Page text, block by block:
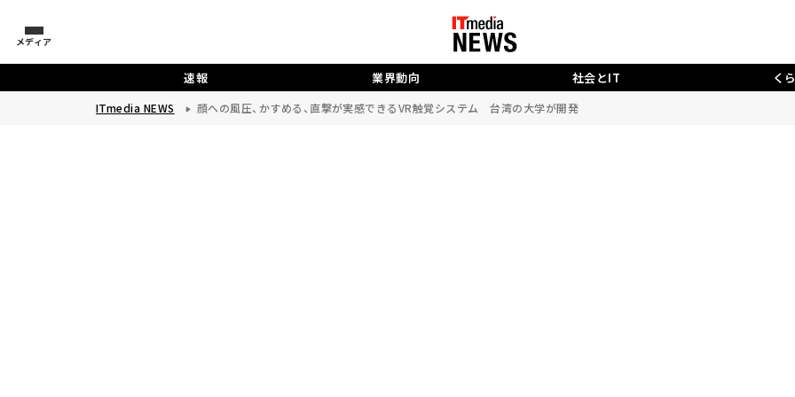
メディア
速報 業界動向 社会とIT く
ITmedia NEWS 顔への風圧、かすめる、直撃が実感できるVR触覚システム 台湾の大学が開発